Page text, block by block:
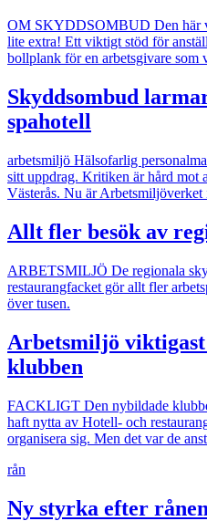
OM SKYDDSOMBUD Den här
lite extra! Ett viktigt stöd för
bollplank för en arbetsgivare som
Skyddsombud
spahotell
arbetsmiljö Hälsofarlig
sitt uppdrag. Kritiken är hård mot
Västerås. Nu är Arbetsmiljöverket
Allt fler besök av
ARBETSMILJÖ De regionala
restaurangfacket gör allt fler
över tusen.
Arbetsmiljö
klubben
FACKLIGT Den nybildade
haft nytta av Hotell- och
organisera sig. Men det var de
rån
Ny styrka efter rånen